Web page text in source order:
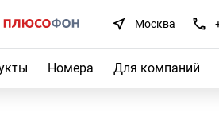
Москва
Номера Для компаний